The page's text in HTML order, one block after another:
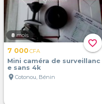
favorite_border
8 mois
7 000CFA
Mini caméra de surveillanc
e sans 4k
location_on Cotonou, Bénin